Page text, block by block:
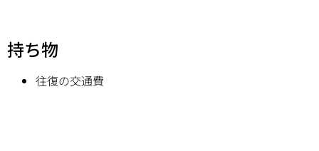
持ち物
往復の交通費